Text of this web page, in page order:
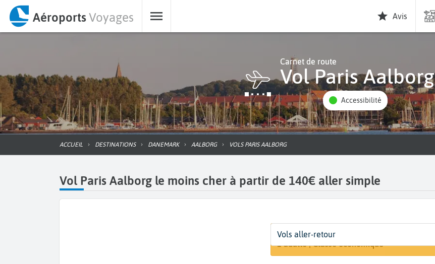
AéroportsVoyages Avis
Carnet de route
Vol Paris Aalborg
Accessibilité
ACCUEIL DESTINATIONS DANEMARK AALBORG VOLS PARIS AALBORG
Vol Paris Aalborg le moins cher à partir de 140€ aller simple
Départ
Paris (PAR)
Dates
14 août - 20 août
Voyageurs | Classe
1 adulte | Classe économique
Vols aller-retour